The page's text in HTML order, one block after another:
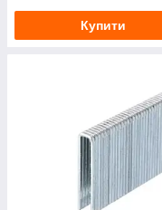
Купити